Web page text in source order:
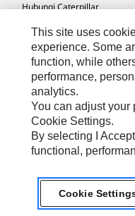
Hubungi Caterpillar
Preferensi Pemasaran Saya
Peta Situs
Cookie Settings
Hukum
Privasi
Asia Tenggara© 2026
This site uses
experience. Some
function, while
performance,
analytics.
You can adjust your
Cookie Settings.
By selecting I
functional,
Cookie